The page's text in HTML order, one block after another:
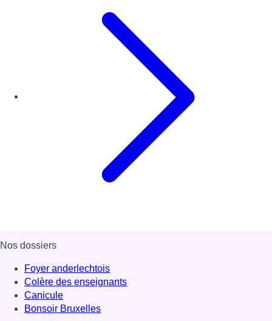
Nos dossiers
Foyer anderlechtois
Colère des enseignants
Canicule
Bonsoir Bruxelles